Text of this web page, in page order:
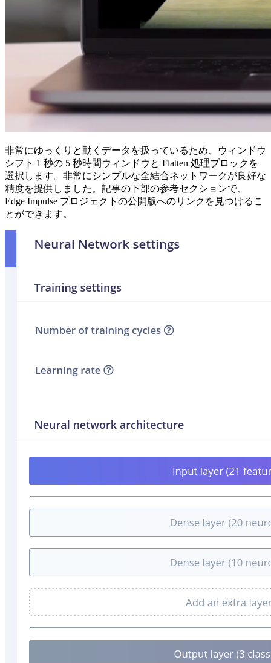
非常にゆっくりと動くデータを扱っているため、ウィンドウ
シフト 1 秒の 5 秒時間ウィンドウと Flatten 処理ブロックを
選択します。非常にシンプルな全結合ネットワークが良好な
精度を提供しました。記事の下部の参考セクションで、
Edge Impulse プロジェクトの公開版へのリンクを見つけるこ
とができます。